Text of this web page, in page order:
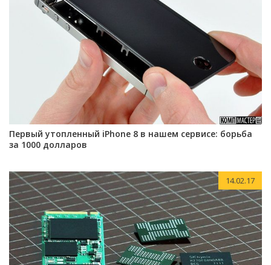
Первый утопленный iPhone 8 в нашем сервисе: борьба
за 1000 долларов
14.02.17